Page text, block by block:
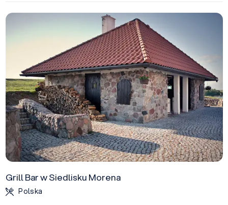
Grill Bar w Siedlisku Morena
Polska